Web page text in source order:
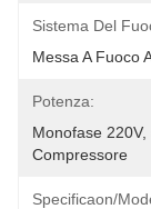
Sistema Del
Messa A Fuoco
Potenza:
Monofase
Compressore
Specificaon/